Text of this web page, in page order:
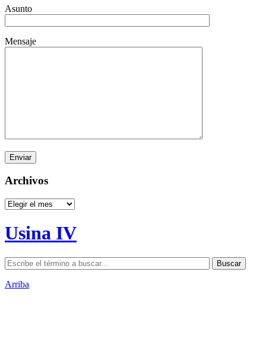
Asunto
Mensaje
Archivos
Archivos
Usina IV
Arriba